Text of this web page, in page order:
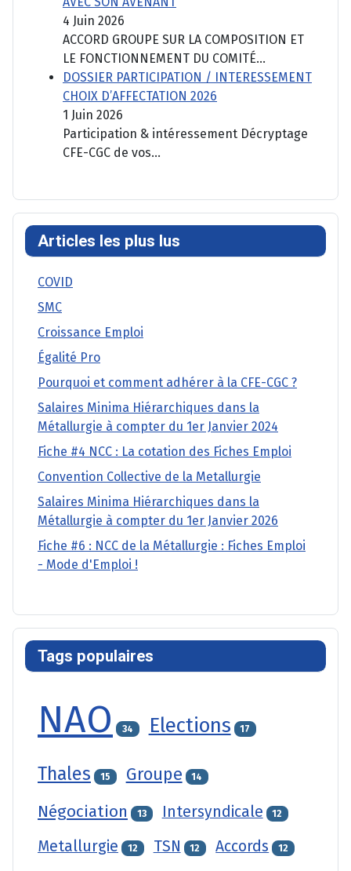
4 Juin 2026
ACCORD GROUPE SUR LA COMPOSITION ET
LE FONCTIONNEMENT DU COMITÉ...
DOSSIER PARTICIPATION / INTERESSEMENT
CHOIX D’AFFECTATION 2026
1 Juin 2026
Participation & intéressement Décryptage
CFE-CGC de vos...
Articles les plus lus
COVID
SMC
Croissance Emploi
Égalité Pro
Pourquoi et comment adhérer à la CFE-CGC ?
Salaires Minima Hiérarchiques dans la
Métallurgie à compter du 1er Janvier 2024
Fiche #4 NCC : La cotation des Fiches Emploi
Convention Collective de la Metallurgie
Salaires Minima Hiérarchiques dans la
Métallurgie à compter du 1er Janvier 2026
Fiche #6 : NCC de la Métallurgie : Fiches Emploi
- Mode d'Emploi !
Tags populaires
NAO 34 Elections 17
Thales 15 Groupe 14
Négociation 13 Intersyndicale 12
Metallurgie 12 TSN 12 Accords 12